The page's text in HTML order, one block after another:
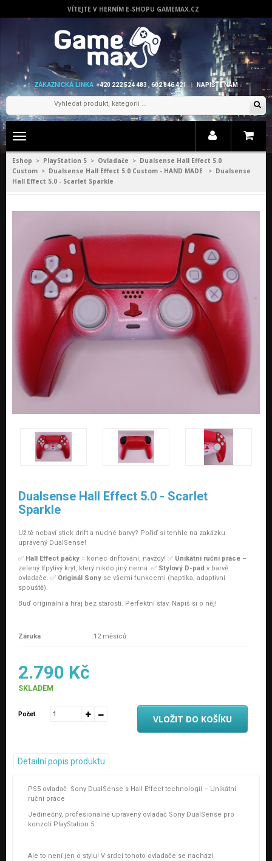
VÍTEJTE V HERNÍM E-SHOPU GAMEMAX.CZ
ZÁKAZNICKÁ LINKA +420 222 524 483 , 602 846 421 NAPIŠTE NÁM
Zobrazit
Eshop > PlayStation 5 > Ovladače > Dualsense Hall Effect 5.0
Custom > Dualsense Hall Effect 5.0 Custom - HAND MADE > Dualsense
Hall Effect 5.0 - Scarlet Sparkle
Dualsense Hall Effect 5.0 - Scarlet
Sparkle
Už tě nebaví stick drift a nudné barvy? Pořiď si tenhle na zakázku
upravený DualSense!
✅ Hall Effect páčky = konec driftování, navždy! ✅ Unikátní ruční práce –
zelený třpytivý kryt, který nikdo jiný nemá. ✅ Stylový D-pad v barvě
ovladače. ✅ Originál Sony se všemi funkcemi (haptika, adaptivní
spouště).
Buď originální a hraj bez starostí. Perfektní stav. Napiš si o něj!
Pouze ovladač bez krabičky
Záruka 12 měsíců
2.790 Kč
SKLADEM
Počet VLOŽIT DO KOŠÍKU
Detailní popis produktu
PS5 ovladač Sony DualSense s Hall Effect technologií – Unikátní
ruční práce
Jedinečný, profesionálně upravený ovladač Sony DualSense pro
konzoli PlayStation 5.
Ale to není jen o stylu! V srdci tohoto ovladače se nachází